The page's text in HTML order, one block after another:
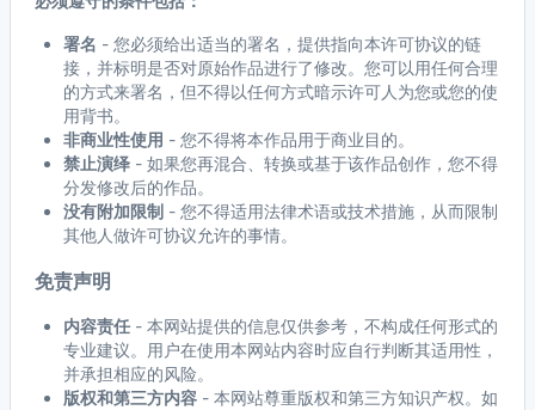
署名 - 您必须给出适当的署名，提供指向本许可协议的链
接，并标明是否对原始作品进行了修改。您可以用任何合理
的方式来署名，但不得以任何方式暗示许可人为您或您的使
用背书。
非商业性使用 - 您不得将本作品用于商业目的。
禁止演绎 - 如果您再混合、转换或基于该作品创作，您不得
分发修改后的作品。
没有附加限制 - 您不得适用法律术语或技术措施，从而限制
其他人做许可协议允许的事情。
免责声明
内容责任 - 本网站提供的信息仅供参考，不构成任何形式的
专业建议。用户在使用本网站内容时应自行判断其适用性，
并承担相应的风险。
版权和第三方内容 - 本网站尊重版权和第三方知识产权。如